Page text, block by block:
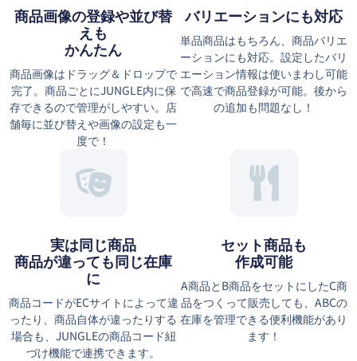
商品画像の登録や並び替
えも
かんたん
商品画像はドラッグ＆ドロップで
完了。商品ごとにJUNGLE内に保
存できるので管理がしやすい。店
舗毎に並び替えや画像の設定も一
度で！
バリエーションにも対応
単品商品はもちろん、商品バリエ
ーションにも対応。設定したバリ
エーション情報は使いまわし可能
で高速で商品登録が可能。後から
の追加も問題なし！
実は同じ商品
商品が違っても同じ在庫
に
商品コードがECサイトによって違
ったり、商品自体が違ったりする
場合も、JUNGLEの商品コード紐
づけ機能で連携できます。
セット商品も
作成可能
A商品とB商品をセットにしたC商
品をつくって販売しても、ABCの
在庫を管理できる便利機能があり
ます！